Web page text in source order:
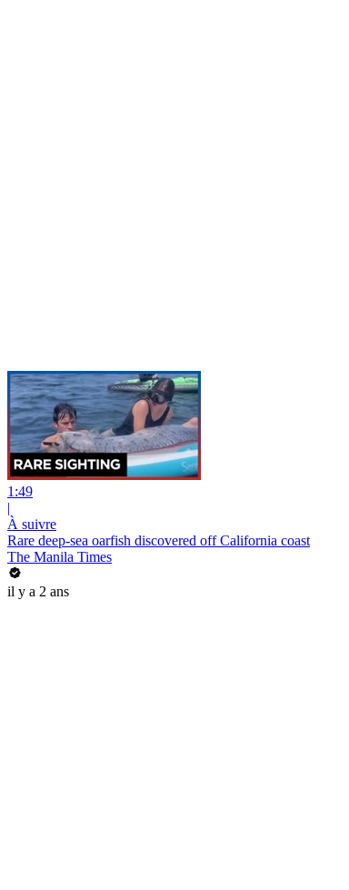
1:49
|
À suivre
Rare deep-sea oarfish discovered off California coast
The Manila Times
il y a 2 ans